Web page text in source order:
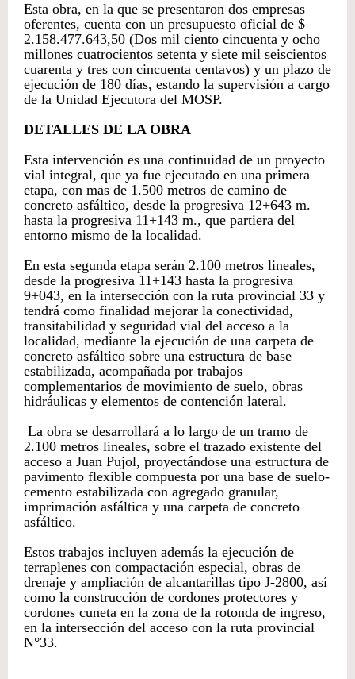
Esta obra, en la que se presentaron dos empresas
oferentes, cuenta con un presupuesto oficial de $
2.158.477.643,50 (Dos mil ciento cincuenta y ocho
millones cuatrocientos setenta y siete mil seiscientos
cuarenta y tres con cincuenta centavos) y un plazo de
ejecución de 180 días, estando la supervisión a cargo
de la Unidad Ejecutora del MOSP.
DETALLES DE LA OBRA
Esta intervención es una continuidad de un proyecto
vial integral, que ya fue ejecutado en una primera
etapa, con mas de 1.500 metros de camino de
concreto asfáltico, desde la progresiva 12+643 m.
hasta la progresiva 11+143 m., que partiera del
entorno mismo de la localidad.
En esta segunda etapa serán 2.100 metros lineales,
desde la progresiva 11+143 hasta la progresiva
9+043, en la intersección con la ruta provincial 33 y
tendrá como finalidad mejorar la conectividad,
transitabilidad y seguridad vial del acceso a la
localidad, mediante la ejecución de una carpeta de
concreto asfáltico sobre una estructura de base
estabilizada, acompañada por trabajos
complementarios de movimiento de suelo, obras
hidráulicas y elementos de contención lateral.
La obra se desarrollará a lo largo de un tramo de
2.100 metros lineales, sobre el trazado existente del
acceso a Juan Pujol, proyectándose una estructura de
pavimento flexible compuesta por una base de suelo-
cemento estabilizada con agregado granular,
imprimación asfáltica y una carpeta de concreto
asfáltico.
Estos trabajos incluyen además la ejecución de
terraplenes con compactación especial, obras de
drenaje y ampliación de alcantarillas tipo J-2800, así
como la construcción de cordones protectores y
cordones cuneta en la zona de la rotonda de ingreso,
en la intersección del acceso con la ruta provincial
N°33.